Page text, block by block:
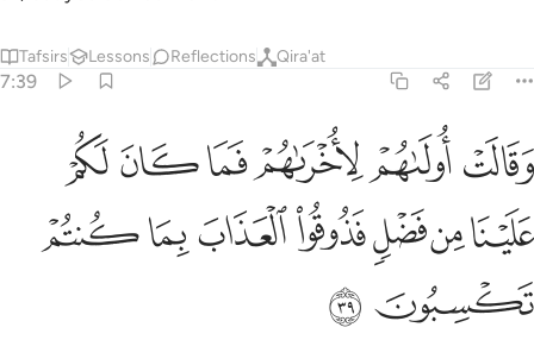
Tafsirs Lessons Reflections Qira'at
7:39
وقالت اولاهم لاخراهم فما كان لكم علينا من فضل فذوقوا العذاب بما
وَقَالَتْ أُولَىٰهُمْ لِأُخْرَىٰهُمْ فَمَا كَانَ لَكُمْ عَلَيْنَا مِن فَضْلٍۢ فَذُوقُوا۟ ٱلْعَذَابَ
ﱭﱮﱯﱰﱱﱲ
ﱳﱴﱵﱶﱷﱸﱹ
ﱺﱻ